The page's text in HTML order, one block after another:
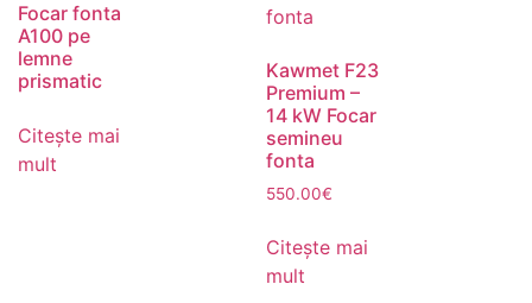
Focar fonta
A100 pe
lemne
prismatic
Citește mai
mult
Kawmet F23
Premium –
14 kW Focar
semineu
fonta
550.00€
Citește mai
mult